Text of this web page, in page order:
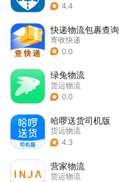
4.4
快递物流包裹查询
寄收快递
0.0
绿兔物流
货运物流
0.0
哈啰送货司机版
货运物流
4.3
营家物流
货运物流